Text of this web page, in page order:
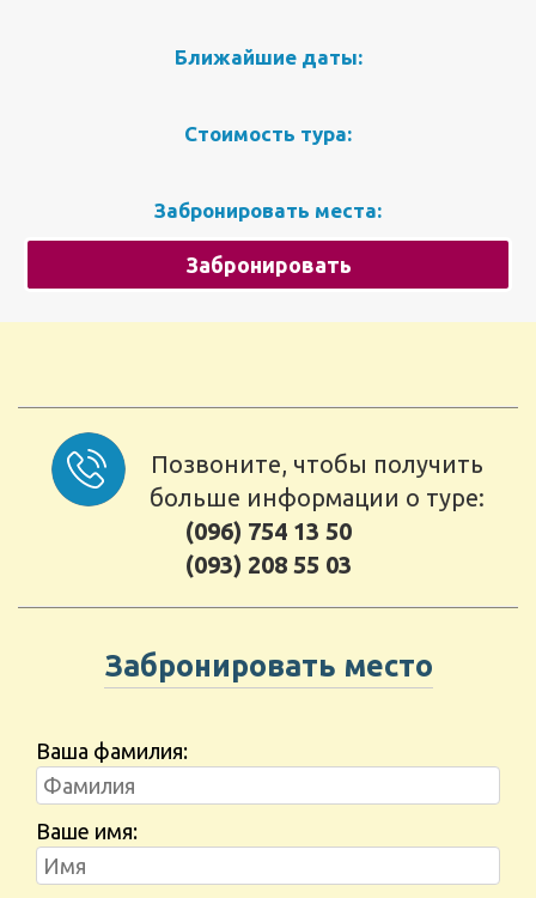
Ближайшие даты:
Стоимость тура:
Забронировать места:
Забронировать
Позвоните, чтобы получить
больше информации о туре:
(096) 754 13 50
(093) 208 55 03
Забронировать место
Ваша фамилия:
Ваше имя: